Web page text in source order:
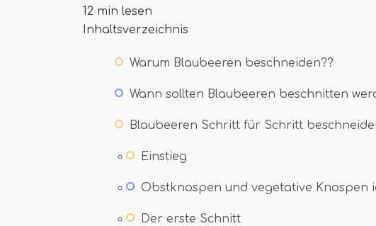
12 min lesen
Inhaltsverzeichnis
Warum Blaubeeren beschneiden??
Wann sollten Blaubeeren beschnitten
Blaubeeren Schritt für Schritt
Einstieg
Obstknospen und vegetative Knospen
Der erste Schnitt